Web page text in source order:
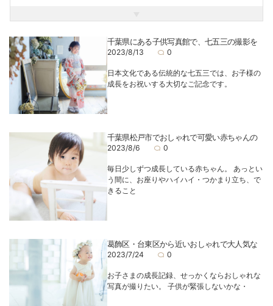
千葉県にある子供写真館で、七五三の撮影を
2023/8/13 0
日本文化である伝統的な七五三では、お子様の
成長をお祝いする大切なご記念です。
千葉県松戸市でおしゃれで可愛い赤ちゃんの
2023/8/6 0
毎日少しずつ成長している赤ちゃん。 あっとい
う間に、お座りやハイハイ・つかまり立ち、で
きること
葛飾区・台東区から近いおしゃれで大人気な
2023/7/24 0
お子さまの成長記録、せっかくならおしゃれな
写真が撮りたい。 子供が緊張しないかな・